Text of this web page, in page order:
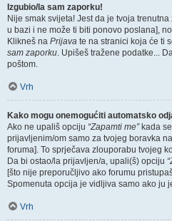
Izgubio/la sam zaporku!
Nije smak svijeta! Jest da je tvoja
u bazi i ne može ti biti ponovo poslana],
Klikneš na Prijava te na stranici koja će ti
sam zaporku. Upišeš tražene podatke...
poštom.
Vrh
Kako mogu onemogućiti automatsko
Ako ne upališ opciju “Zapamti me”kada se
prijavljenim/om samo za tvojeg boravka
foruma]. To sprječava zlouporabu tvojeg
Da bi ostao/la prijavljen/a, upali(š) opciju
[što nije preporučljivo ako forumu
Spomenuta opcija je vidljiva samo ako ju
Vrh